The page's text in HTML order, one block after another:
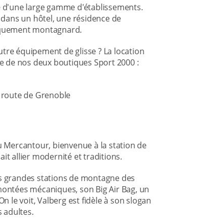
large gamme d'établissements.
un hôtel, une résidence de
montagnard.
équipement de glisse ? La location
de nos deux boutiques Sport 2000 :
route de Grenoble
Mercantour, bienvenue à la station de
allier modernité et traditions.
grandes stations de montagne des
mécaniques, son Big Air Bag, un
le voit, Valberg est fidèle à son slogan
adultes.